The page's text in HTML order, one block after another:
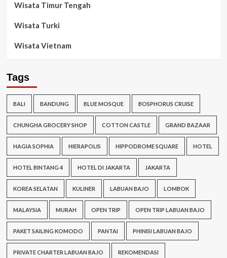
Wisata Timur Tengah
Wisata Turki
Wisata Vietnam
Tags
BALI BANDUNG BLUE MOSQUE BOSPHORUS CRUISE
CHUNGHA GROCERY SHOP COTTON CASTLE GRAND BAZAAR
HAGIA SOPHIA HIERAPOLIS HIPPODROME SQUARE HOTEL
HOTEL BINTANG 4 HOTEL DI JAKARTA JAKARTA
KOREA SELATAN KULINER LABUAN BAJO LOMBOK
MALAYSIA MURAH OPEN TRIP OPEN TRIP LABUAN BAJO
PAKET SAILING KOMODO PANTAI PHINISI LABUAN BAJO
PRIVATE CHARTER LABUAN BAJO REKOMENDASI